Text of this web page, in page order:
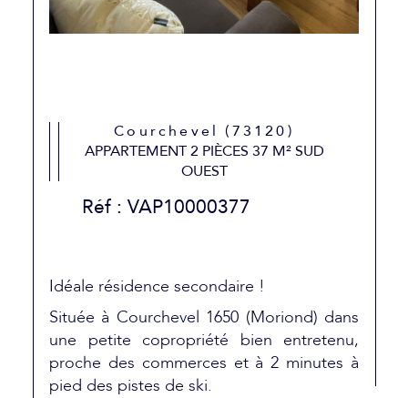
Courchevel (73120)
APPARTEMENT 2 PIÈCES 37 M² SUD
OUEST
Réf : VAP10000377
Idéale résidence secondaire !
Située à Courchevel 1650 (Moriond) dans
une petite copropriété bien entretenu,
proche des commerces et à 2 minutes à
pied des pistes de ski.